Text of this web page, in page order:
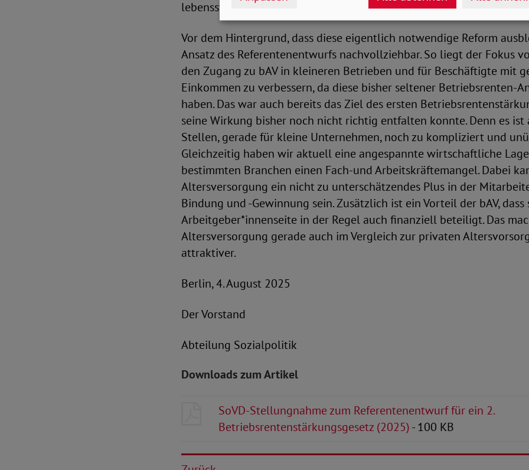
lebensstandardsichernde 53 Prozent angehoben werden.
Vor dem Hintergrund, dass diese eigentlich notwendige Reform
Ansatz des Referentenentwurfs nachvollziehbar. So liegt der Fokus
den Zugang zu bAV in kleineren Betrieben und für Beschäftigte mit
Einkommen zu verbessern, da diese bisher seltener Betriebsrenten-
haben. Das war auch bereits das Ziel des ersten
seine Wirkung bisher noch nicht richtig entfalten konnte. Denn es ist
Stellen, gerade für kleine Unternehmen, noch zu kompliziert und
Gleichzeitig haben wir aktuell eine angespannte wirtschaftliche
bestimmten Branchen einen Fach-und Arbeitskräftemangel. Dabei
Altersversorgung ein nicht zu unterschätzendes Plus in der
Bindung und -Gewinnung sein. Zusätzlich ist ein Vorteil der bAV, dass
Arbeitgeber*innenseite in der Regel auch finanziell beteiligt. Das
Altersversorgung gerade auch im Vergleich zur privaten
attraktiver.
Berlin, 4. August 2025
Der Vorstand
Abteilung Sozialpolitik
Downloads zum Artikel
SoVD-Stellungnahme zum Referentenentwurf für ein 2.
Betriebsrentenstärkungsgesetz (2025)- 100 KB